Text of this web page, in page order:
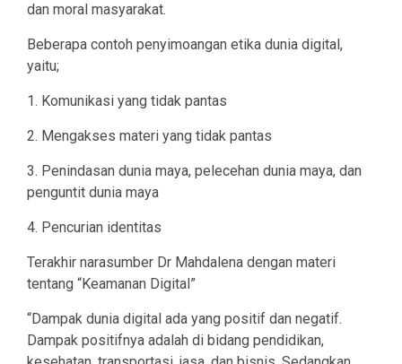
dan moral masyarakat.
Beberapa contoh penyimoangan etika dunia digital,
yaitu;
1. Komunikasi yang tidak pantas
2. Mengakses materi yang tidak pantas
3. Penindasan dunia maya, pelecehan dunia maya, dan
penguntit dunia maya
4. Pencurian identitas
Terakhir narasumber Dr Mahdalena dengan materi
tentang “Keamanan Digital”
“Dampak dunia digital ada yang positif dan negatif.
Dampak positifnya adalah di bidang pendidikan,